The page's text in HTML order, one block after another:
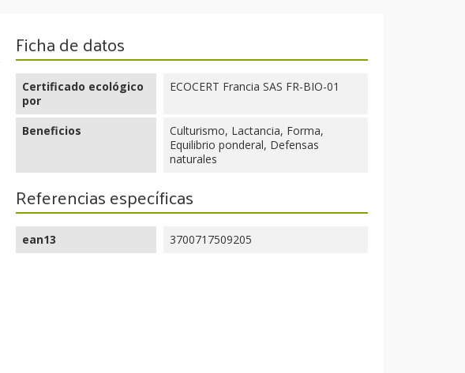
Ficha de datos
Certificado ecológico
por
ECOCERT Francia SAS FR-BIO-01
Beneficios
Culturismo, Lactancia, Forma,
Equilibrio ponderal, Defensas
naturales
Referencias específicas
ean13 3700717509205